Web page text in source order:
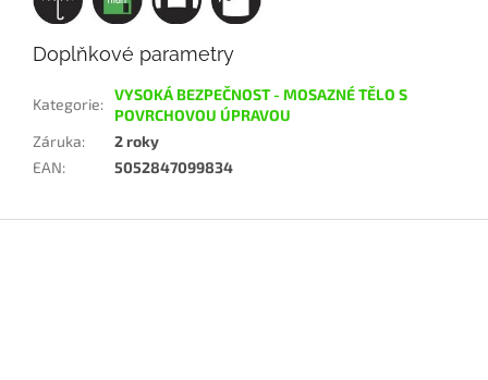
Doplňkové parametry
Kategorie:
VYSOKÁ BEZPEČNOST - MOSAZNÉ TĚLO S
POVRCHOVOU ÚPRAVOU
Záruka:
2 roky
EAN: 5052847099834